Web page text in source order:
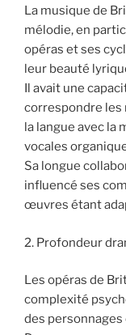
La musique de
mélodie, en
opéras et ses
leur beauté
Il avait une
correspondre les
la langue avec la
vocales
Sa longue
influencé ses
œuvres étant
2. Profondeur
Les opéras de
complexité
des